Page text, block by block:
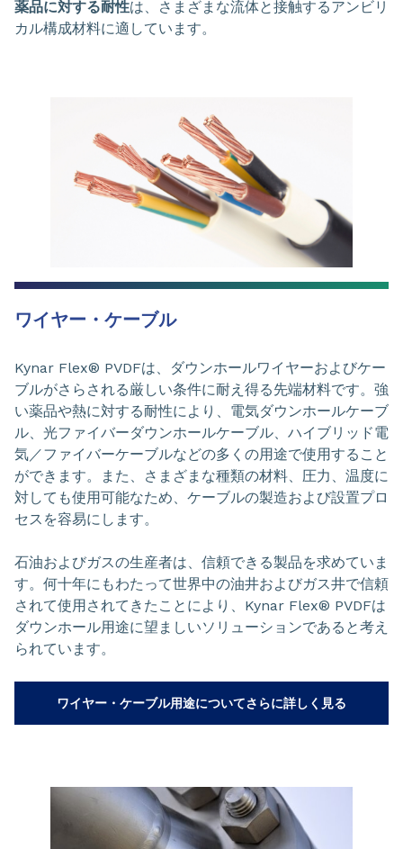
薬品に対する耐性は、さまざまな流体と接触するアンビリ
カル構成材料に適しています。
ワイヤー・ケーブル
Kynar Flex® PVDFは、ダウンホールワイヤーおよびケー
ブルがさらされる厳しい条件に耐え得る先端材料です。強
い薬品や熱に対する耐性により、電気ダウンホールケーブ
ル、光ファイバーダウンホールケーブル、ハイブリッド電
気／ファイバーケーブルなどの多くの用途で使用すること
ができます。また、さまざまな種類の材料、圧力、温度に
対しても使用可能なため、ケーブルの製造および設置プロ
セスを容易にします。
石油およびガスの生産者は、信頼できる製品を求めていま
す。何十年にもわたって世界中の油井およびガス井で信頼
されて使用されてきたことにより、Kynar Flex® PVDFは
ダウンホール用途に望ましいソリューションであると考え
られています。
ワイヤー・ケーブル用途についてさらに詳しく見る